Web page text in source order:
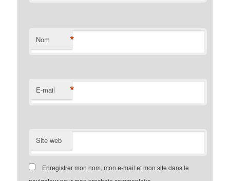
Nom *
E-mail *
Site web
Enregistrer mon nom, mon e-mail et mon site dans le